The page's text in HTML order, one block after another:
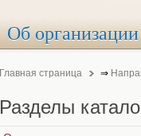
Об организации
Главная страница ⇒
Разделы